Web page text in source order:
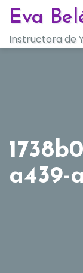
Saltar
contenido
Eva
Instructora de
a439-